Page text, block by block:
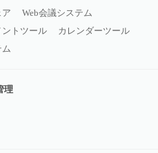
Web会議システム
トツール
カレンダーツール
理